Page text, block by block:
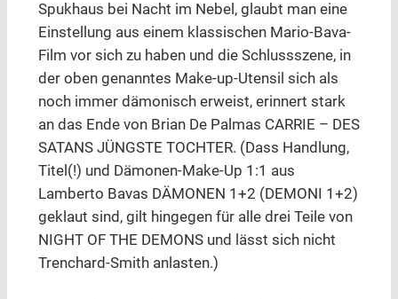
Spukhaus bei Nacht im Nebel, glaubt man eine
Einstellung aus einem klassischen Mario-Bava-
Film vor sich zu haben und die Schlussszene, in
der oben genanntes Make-up-Utensil sich als
noch immer dämonisch erweist, erinnert stark
an das Ende von Brian De Palmas CARRIE – DES
SATANS JÜNGSTE TOCHTER. (Dass Handlung,
Titel(!) und Dämonen-Make-Up 1:1 aus
Lamberto Bavas DÄMONEN 1+2 (DEMONI 1+2)
geklaut sind, gilt hingegen für alle drei Teile von
NIGHT OF THE DEMONS und lässt sich nicht
Trenchard-Smith anlasten.)